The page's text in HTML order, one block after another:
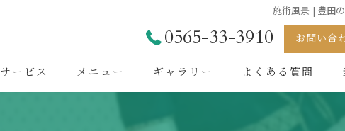
施術風景 | 豊田
0565-33-3910 お問い合
サービス メニュー ギャラリー よくある質問